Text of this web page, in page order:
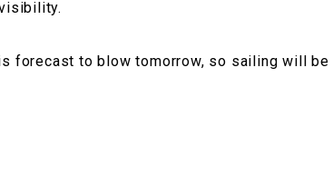
forecast to blow tomorrow, so sailing will